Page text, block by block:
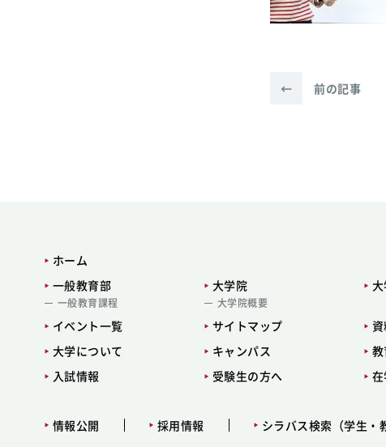
← 前の記事
ホーム
一般教育部
一般教育課程
大学院
大学院概要
イベント一覧 サイトマップ
大学について
キャンパス
入試情報
受験生の方へ
情報公開 採用情報 シラバス検索（学生・